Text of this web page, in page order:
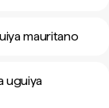
mauritano
uguiya